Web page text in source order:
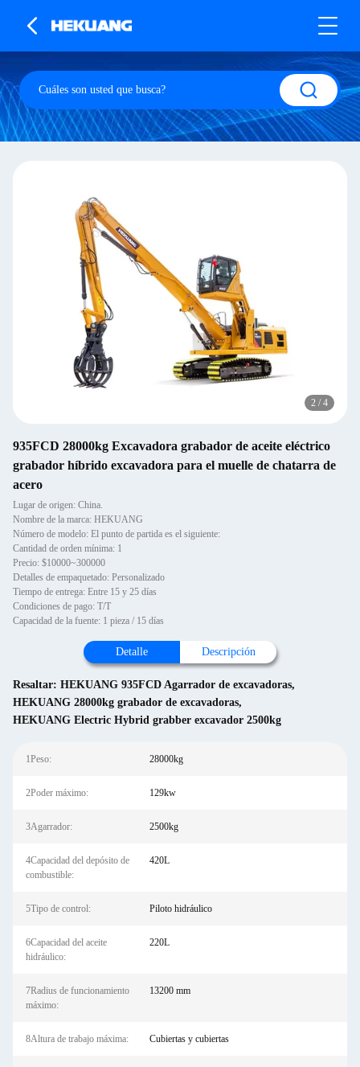
2 / 4
935FCD 28000kg Excavadora grabador de aceite eléctrico
grabador híbrido excavadora para el muelle de chatarra de
acero
Lugar de origen: China.
Nombre de la marca: HEKUANG
Número de modelo: El punto de partida es el siguiente:
Cantidad de orden mínima: 1
Precio: $10000~300000
Detalles de empaquetado: Personalizado
Tiempo de entrega: Entre 15 y 25 días
Condiciones de pago: T/T
Capacidad de la fuente: 1 pieza / 15 días
Detalle Descripción
Resaltar: HEKUANG 935FCD Agarrador de excavadoras,
HEKUANG 28000kg grabador de excavadoras,
HEKUANG Electric Hybrid grabber excavador 2500kg
1Peso: 28000kg
2Poder máximo: 129kw
3Agarrador: 2500kg
4Capacidad del depósito de
combustible:
420L
5Tipo de control: Piloto hidráulico
6Capacidad del aceite
hidráulico:
220L
7Radius de funcionamiento
máximo:
13200 mm
8Altura de trabajo máxima: Cubiertas y cubiertas